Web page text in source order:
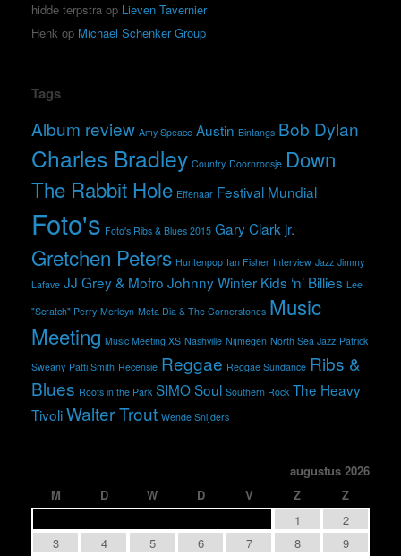
hidde terpstra op Lieven Tavernier
Henk op Michael Schenker Group
Tags
Album review Amy Speace Austin Bintangs Bob Dylan
Charles Bradley Country Doornroosje Down
The Rabbit Hole Effenaar Festival Mundial
Foto's Foto's Ribs & Blues 2015 Gary Clark jr.
Gretchen Peters Huntenpop Ian Fisher Interview Jazz Jimmy
Lafave JJ Grey & Mofro Johnny Winter Kids ‘n’ Billies Lee
"Scratch" Perry Merleyn Meta Dia & The Cornerstones Music
Meeting Music Meeting XS Nashville Nijmegen North Sea Jazz Patrick
Sweany Patti Smith Recensie Reggae Reggae Sundance Ribs &
Blues Roots in the Park SIMOSoul Southern Rock The Heavy
TivoliWalter Trout Wende Snijders
augustus 2026
M
D W D V Z
Z
1
2
3
4 5 6 7 8
9